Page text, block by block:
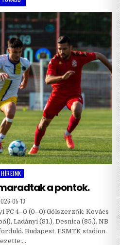
Posted
HÍREINK
a pontok.
05-13
FC 4–0 (0–0) Gólszerzők: Kovács
Ladányi (81.), Desnica (85.). NB
Budapest, ESMTK stadion.